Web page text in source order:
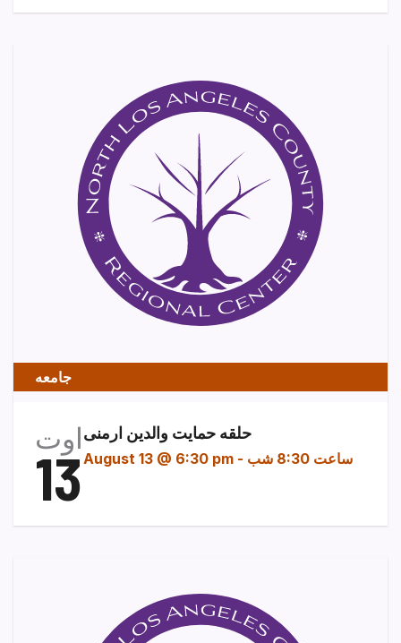
جامعه
اوت
13
حلقه حمایت والدین ارمنی
August 13 @ 6:30 pm - ساعت 8:30 شب